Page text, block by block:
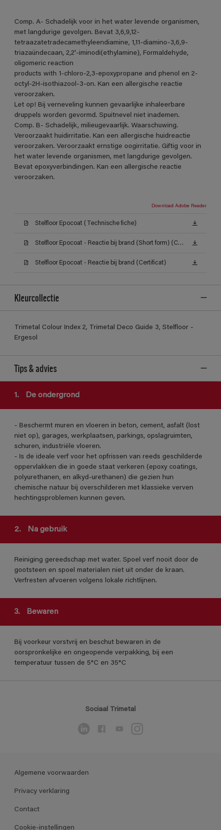
Comp. A- Schadelijk voor in het water levende organismen,
met langdurige gevolgen. Bevat 3,6,9,12-
tetraazatetradecamethyleendiamine, 1,11-diamino-3,6,9-
triazaündecaan, 2,2'-iminodi(ethylamine), Formaldehyde,
oligomeric reaction
products with 1-chloro-2,3-epoxypropane and phenol en 2-
octyl-2H-isothiazool-3-on. Kan een allergische reactie
veroorzaken.
Let op! Bij verneveling kunnen gevaarlijke inhaleerbare
druppels worden gevormd. Spuitnevel niet inademen.
Comp. B- Schadelijk, milieugevaarlijk. Waarschuwing.
Veroorzaakt huidirritatie. Kan een allergische huidreactie
veroorzaken. Veroorzaakt ernstige oogirritatie. Giftig voor in
het water levende organismen, met langdurige gevolgen.
Bevat epoxyverbindingen. Kan een allergische reactie
veroorzaken.
Download Adobe Reader
Stelfloor Epocoat (Technische fiche)
Stelfloor Epocoat - Reactie bij brand (Short form) (Certificat)
Stelfloor Epocoat - Reactie bij brand (Certificat)
Kleurcollectie
Trimetal Colour Index 2, Trimetal Deco Guide 3, Stelfloor -
Ergesol
Tips & advies
1. De ondergrond
- Beschermt muren en vloeren in beton, cement, asfalt (lost
niet op), garages, werkplaatsen, parkings, opslagruimten,
schuren, industriële vloeren.
- Is de ideale verf voor het opfrissen van reeds geschilderde
oppervlakken die in goede staat verkeren (epoxy coatings,
polyurethanen, en alkyd-urethanen) die gezien hun
chemische natuur bij overschilderen met klassieke verven
hechtingsproblemen kunnen geven.
2. Na gebruik
Reiniging gereedschap met water. Spoel verf nooit door de
gootsteen en spoel materialen niet uit onder de kraan.
Verfresten afvoeren volgens lokale richtlijnen.
3. Bewaren
Bij voorkeur vorstvrij en beschut bewaren in de
oorspronkelijke en ongeopende verpakking, bij een
temperatuur tussen de 5°C en 35°C
Sociaal Trimetal
Algemene voorwaarden
Privacy verklaring
Contact
Cookie-instellingen